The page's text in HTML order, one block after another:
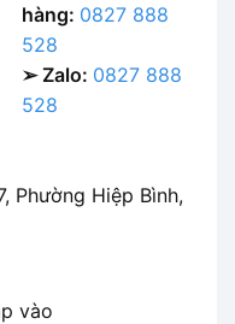
hàng: 0827 888
528
➢ Zalo: 0827 888
528
Phường Hiệp Bình,
vào